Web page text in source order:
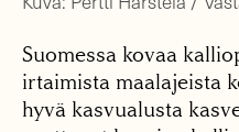
Suomessa kovaa
irtaimista maalajeista
hyvä kasvualusta